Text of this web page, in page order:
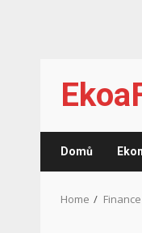
content
Domů
Home Finance